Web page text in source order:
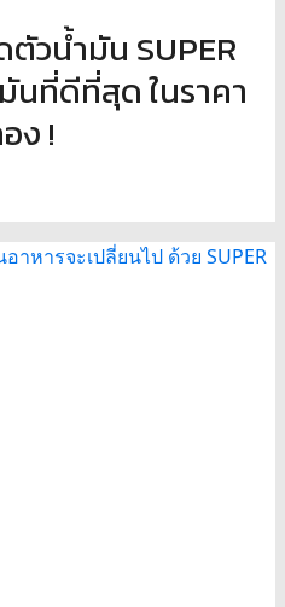
วน้ำมัน SUPER
นที่ดีที่สุด ในราคา
ง !